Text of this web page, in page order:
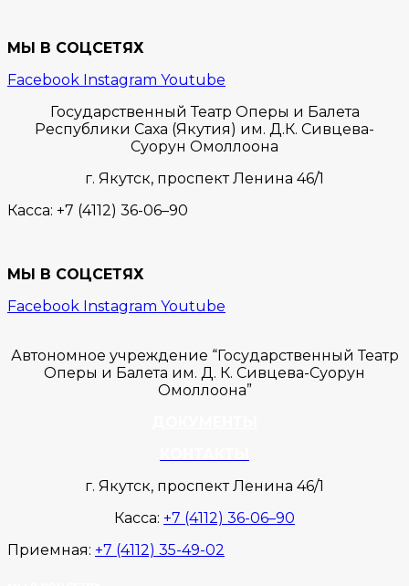
МЫ В СОЦСЕТЯХ
Facebook Instagram Youtube
Государственный Театр Оперы и Балета
Республики Саха (Якутия) им. Д.К. Сивцева-
Суорун Омоллоона
г. Якутск, проспект Ленина 46/1
Касса: +7 (4112) 36-06–90
МЫ В СОЦСЕТЯХ
Facebook Instagram Youtube
Автономное учреждение “Государственный Театр
Оперы и Балета им. Д. К. Сивцева-Суорун
Омоллоона”
г. Якутск, проспект Ленина 46/1
Касса: +7 (4112) 36-06–90
Приемная: +7 (4112) 35-49-02